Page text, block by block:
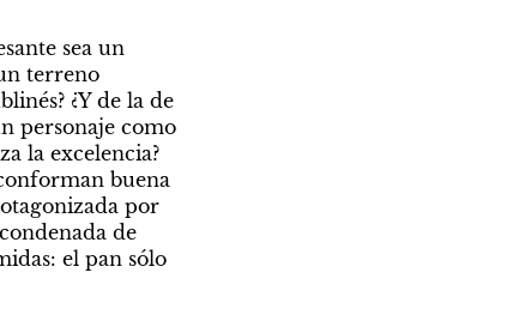
sea un
terreno
¿Y de la de
personaje como
la excelencia?
buena
por
de
el pan sólo